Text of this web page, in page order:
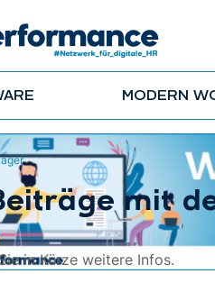
MODERN
mit
in Kürze weitere Infos.